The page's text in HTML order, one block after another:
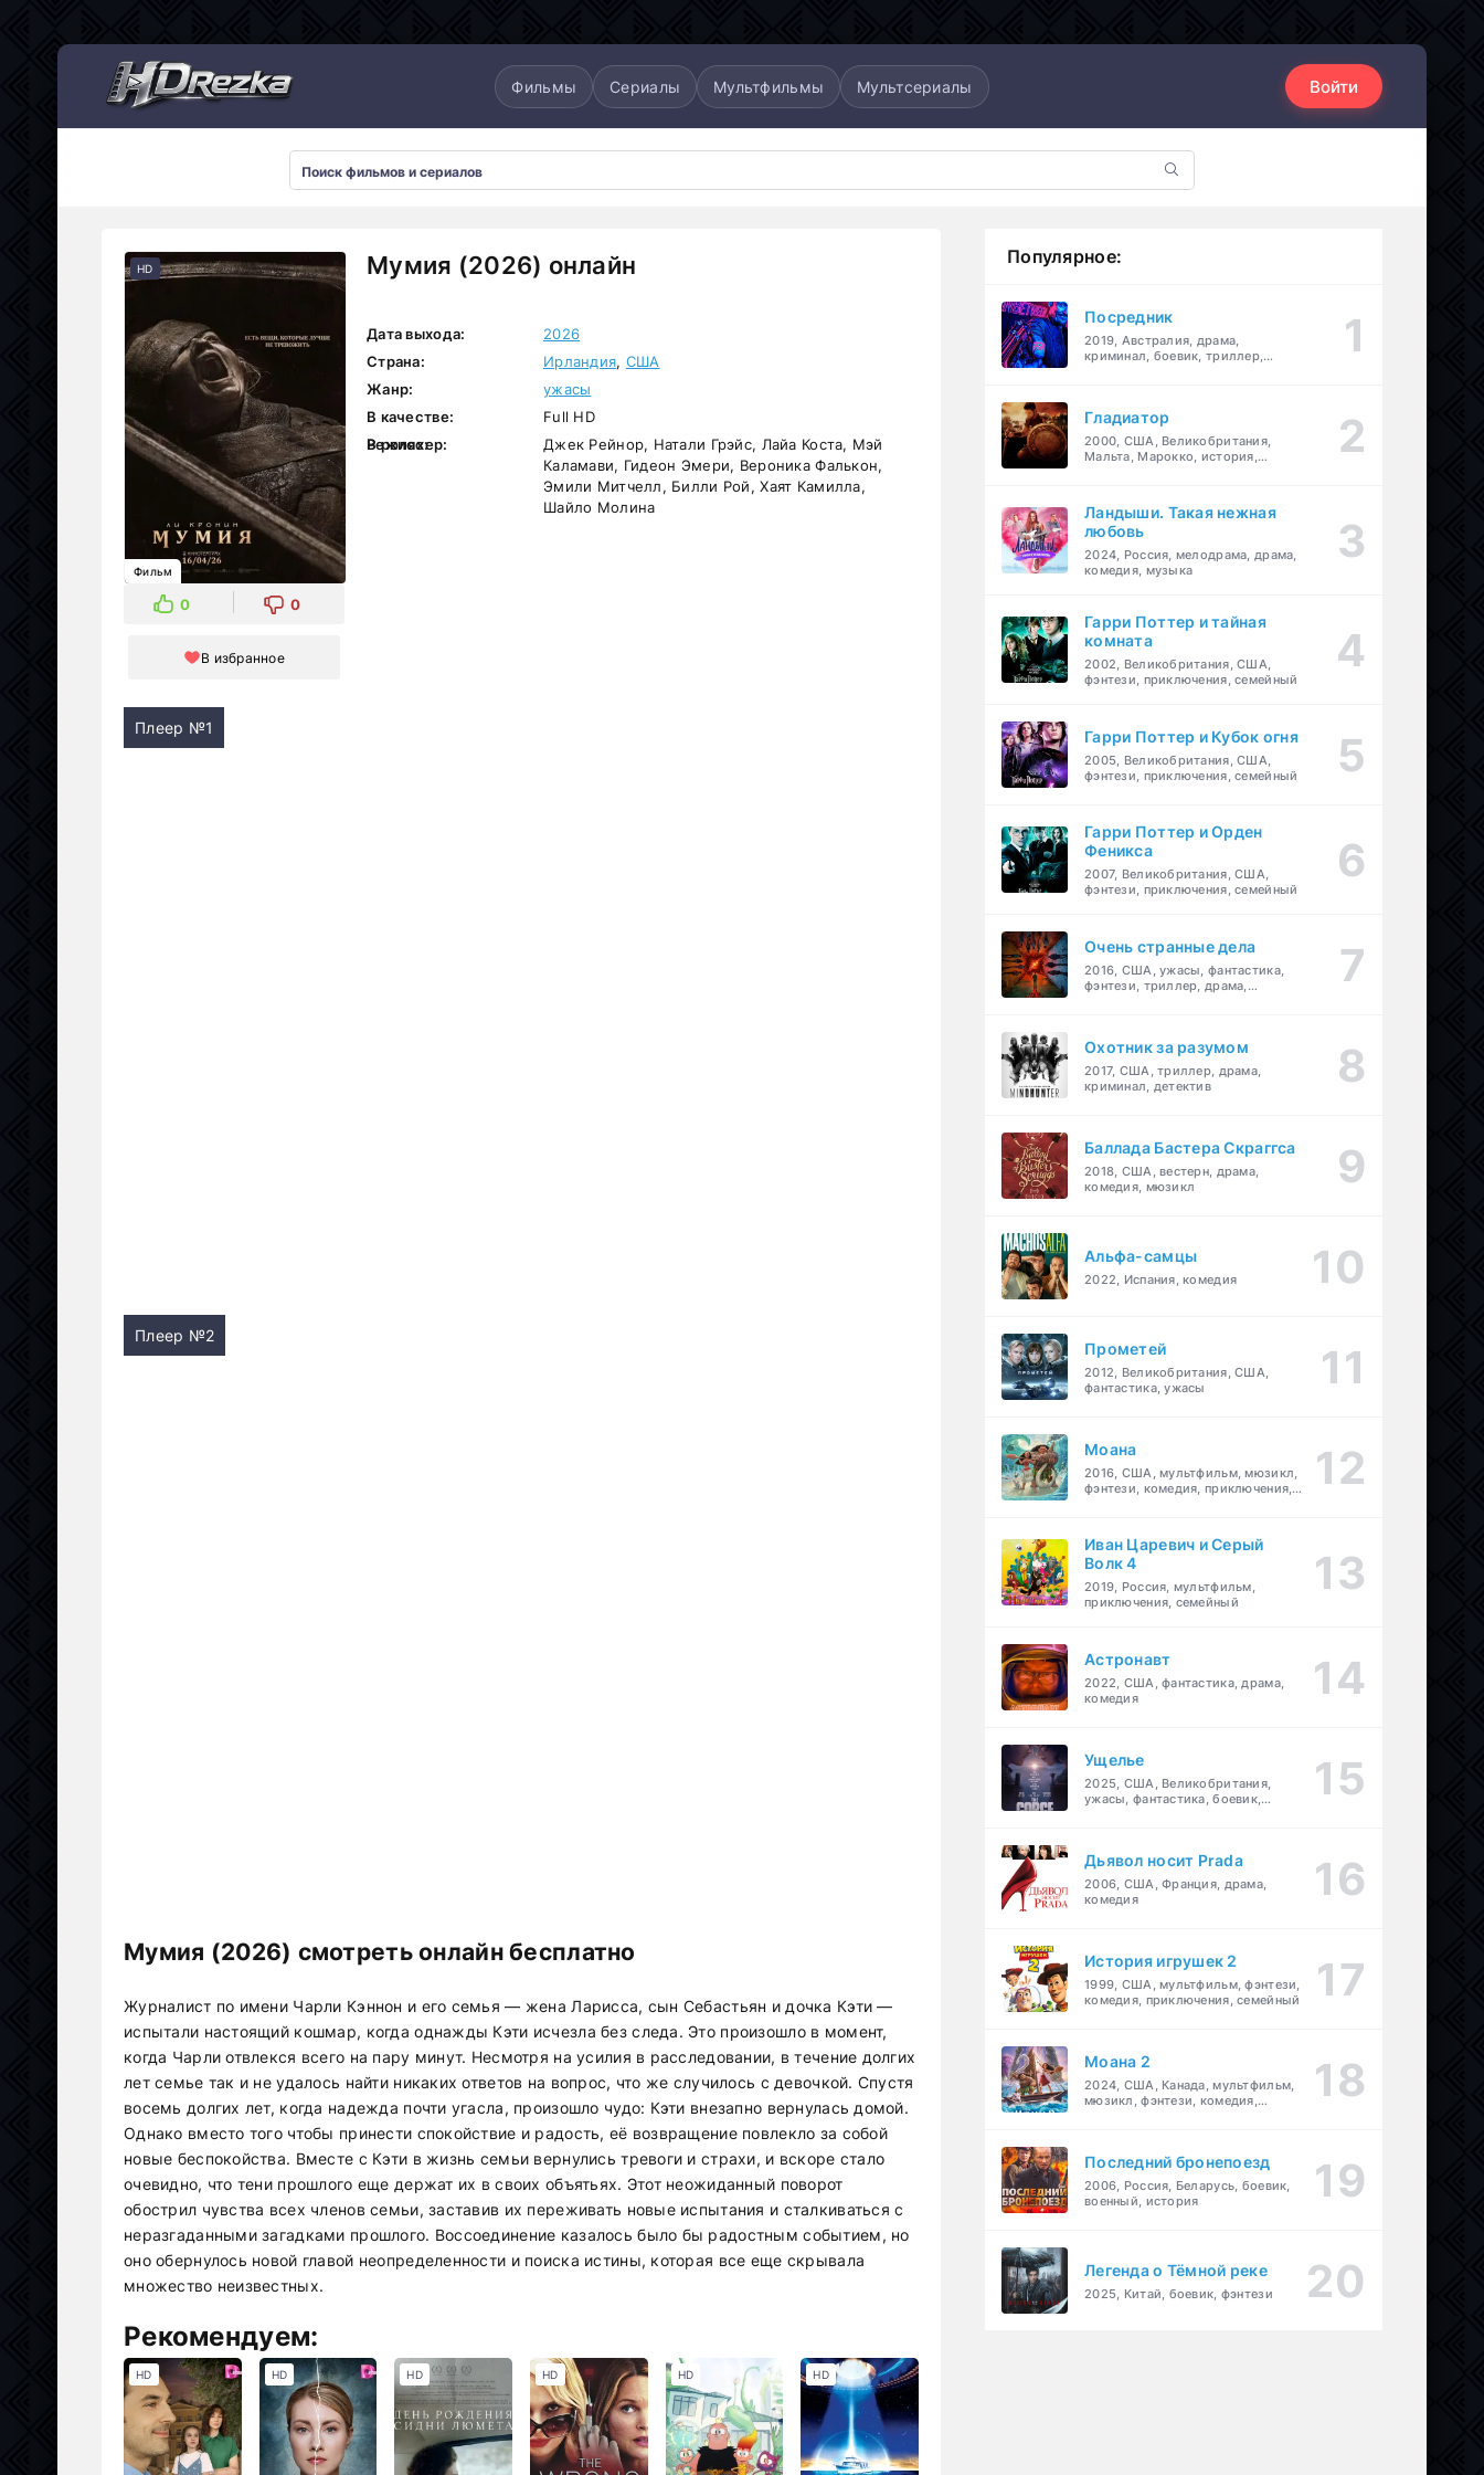
Фильмы Сериалы Мультфильмы Мультсериалы Войти
Мумия (2026) онлайн
HD
Фильм
0 0
В избранное
Дата выхода:
2026
Страна:
Ирландия, США
Жанр:
ужасы
В качестве:
Full HD
Режиссер:
В ролях:
Джек Рейнор, Натали Грэйс, Лайа Коста, Мэй
Каламави, Гидеон Эмери, Вероника Фалькон,
Эмили Митчелл, Билли Рой, Хаят Камилла,
Шайло Молина
Плеер №1
Плеер №2
Мумия (2026) смотреть онлайн бесплатно
Журналист по имени Чарли Кэннон и его семья — жена Ларисса, сын Себастьян и дочка Кэти —
испытали настоящий кошмар, когда однажды Кэти исчезла без следа. Это произошло в момент,
когда Чарли отвлекся всего на пару минут. Несмотря на усилия в расследовании, в течение долгих
лет семье так и не удалось найти никаких ответов на вопрос, что же случилось с девочкой. Спустя
восемь долгих лет, когда надежда почти угасла, произошло чудо: Кэти внезапно вернулась домой.
Однако вместо того чтобы принести спокойствие и радость, её возвращение повлекло за собой
новые беспокойства. Вместе с Кэти в жизнь семьи вернулись тревоги и страхи, и вскоре стало
очевидно, что тени прошлого еще держат их в своих объятьях. Этот неожиданный поворот
обострил чувства всех членов семьи, заставив их переживать новые испытания и сталкиваться с
неразгаданными загадками прошлого. Воссоединение казалось было бы радостным событием, но
оно обернулось новой главой неопределенности и поиска истины, которая все еще скрывала
множество неизвестных.
Рекомендуем:
HD HD HD HD HD HD
Популярное:
Посредник
2019, Австралия, драма,
криминал, боевик, триллер,
Гладиатор
2000, США, Великобритания,
Мальта, Марокко, история,
Ландыши. Такая нежная
любовь
2024, Россия, мелодрама, драма,
комедия, музыка
Гарри Поттер и тайная
комната
2002, Великобритания, США,
фэнтези, приключения, семейный
Гарри Поттер и Кубок огня
2005, Великобритания, США,
фэнтези, приключения, семейный
Гарри Поттер и Орден
Феникса
2007, Великобритания, США,
фэнтези, приключения, семейный
Очень странные дела
2016, США, ужасы, фантастика,
фэнтези, триллер, драма,
Охотник за разумом
2017, США, триллер, драма,
криминал, детектив
Баллада Бастера Скраггса
2018, США, вестерн, драма,
комедия, мюзикл
Альфа-самцы
2022, Испания, комедия
Прометей
2012, Великобритания, США,
фантастика, ужасы
Моана
2016, США, мультфильм, мюзикл,
фэнтези, комедия, приключения,
Иван Царевич и Серый
Волк 4
2019, Россия, мультфильм,
приключения, семейный
Астронавт
2022, США, фантастика, драма,
комедия
Ущелье
2025, США, Великобритания,
ужасы, фантастика, боевик,
Дьявол носит Prada
2006, США, Франция, драма,
комедия
История игрушек 2
1999, США, мультфильм, фэнтези,
комедия, приключения, семейный
Моана 2
2024, США, Канада, мультфильм,
мюзикл, фэнтези, комедия,
Последний бронепоезд
2006, Россия, Беларусь, боевик,
военный, история
Легенда о Тёмной реке
2025, Китай, боевик, фэнтези
Мультсериалы